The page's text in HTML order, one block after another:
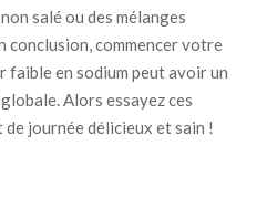
salé ou des mélanges
conclusion, commencer votre
faible en sodium peut avoir un
Alors essayez ces
journée délicieux et sain !